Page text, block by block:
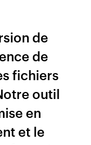
de
de
fichiers
outil
en
et le